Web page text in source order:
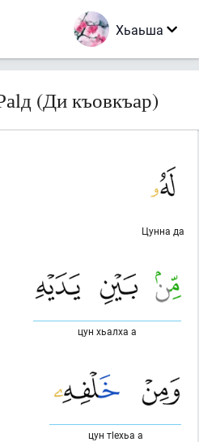
Хьаьша
(Ди къовкъар)
Цунна да
цун хьалха а
цун тlехьа а